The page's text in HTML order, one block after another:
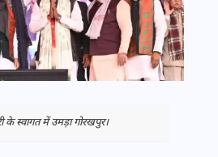
के स्वागत में उमड़ा गोरखपुर।